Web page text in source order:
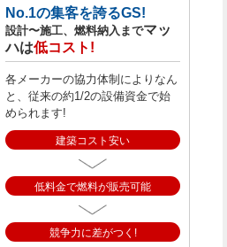
No.1の集客を誇るGS!
設計〜施工、燃料納入までマッ
ハは低コスト!
各メーカーの協力体制によりなん
と、従来の約1/2の設備資金で始
められます!
建築コスト安い
低料金で燃料が販売可能
競争力に差がつく!